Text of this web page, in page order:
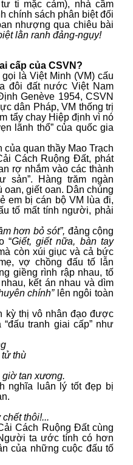
ti mặc cảm), nhà cầm
chính sách phân biệt đối
nhượng qua chiêu bài
lằn ranh đảng-ngụy!
cấp của CSVN?
là Việt Minh (VM) cấu
đôi đất nước Việt Nam
Genève 1954, CSVN
dân Pháp, VM thống trị
tẩy chay Hiệp định vì nó
lãnh thổ” của quốc gia
quan thầy Mao Trạch
Cách Ruộng Đất, phát
rợ nhắm vào các thành
sản”. Hàng trăm ngàn
giết oan. Dân chúng
em bị cán bộ VM lùa đi,
tố mất tính người, phải
hơn bỏ sót”, đảng cộng
“Giết, giết nữa, bàn tay
còn xúi giục và cả bức
vợ chồng đấu tố lẫn
giềng rình rập nhau, tố
kết án nhau và dìm
chính”lên ngôi toàn
kỳ thị vô nhân đạo được
tranh giai cấp” như
thù
tan xương.
nghĩa luân lý tốt đẹp bị
thôi!...
Cách Ruộng Đất cùng
ta ước tính có hơn
của những cuộc đấu tố